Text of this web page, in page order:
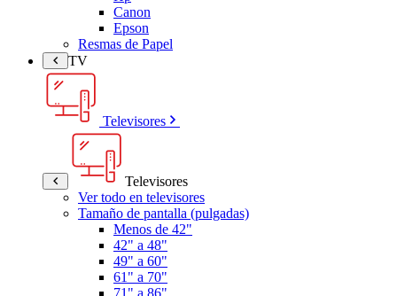
Canon
Epson
Resmas de Papel
TV
Televisores
Televisores
Ver todo en televisores
Tamaño de pantalla (pulgadas)
Menos de 42"
42" a 48"
49" a 60"
61" a 70"
71" a 86"